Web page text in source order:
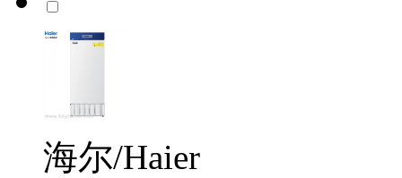
海尔/Haier